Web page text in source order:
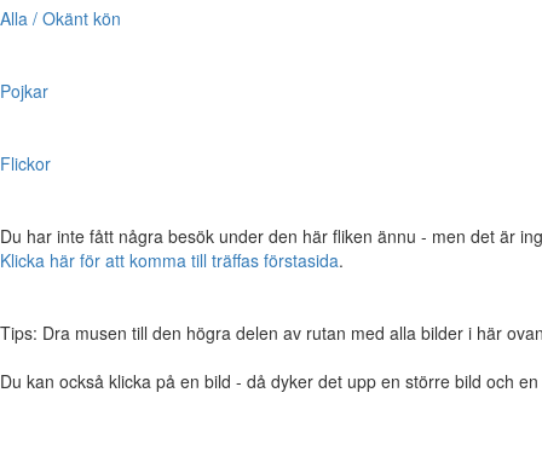
Alla / Okänt kön
Pojkar
Flickor
Du har inte fått några besök under den här fliken ännu - men det är
Klicka här för att komma till träffas förstasida.
Tips: Dra musen till den högra delen av rutan med alla bilder i här
Du kan också klicka på en bild - då dyker det upp en större bild och